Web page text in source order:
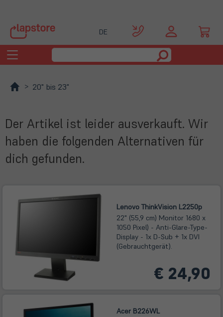
DE
Toggle
navigation
20" bis 23"
Der Artikel ist leider ausverkauft. Wir
haben die folgenden Alternativen für
dich gefunden.
Lenovo ThinkVision L2250p
22" (55,9 cm) Monitor 1680 x
1050 Pixel) - Anti-Glare-Type-
Display - 1x D-Sub + 1x DVI
(Gebrauchtgerät).
€ 24,90
Acer B226WL